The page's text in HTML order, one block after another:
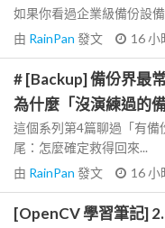
如果你看過企業級備份設
由 RainPan 發文 16 小
# [Backup] 備份界最
為什麼「沒演練過的
這個系列第4篇聊過「有
尾：怎麼確定救得回來...
由 RainPan 發文 16 小
[OpenCV 學習筆記]